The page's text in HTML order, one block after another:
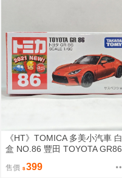
《HT》TOMICA 多美小汽車 白
盒 NO.86 豐田 TOYOTA GR86
售價 399